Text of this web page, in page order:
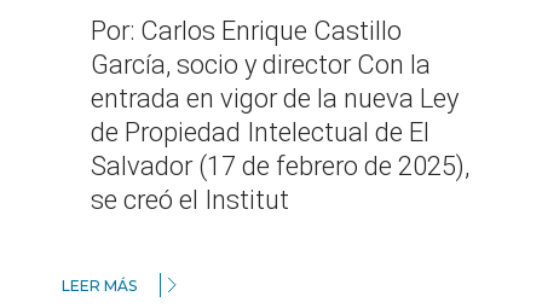
Por: Carlos Enrique Castillo
García, socio y director Con la
entrada en vigor de la nueva Ley
de Propiedad Intelectual de El
Salvador (17 de febrero de 2025),
se creó el Institut
LEER MÁS